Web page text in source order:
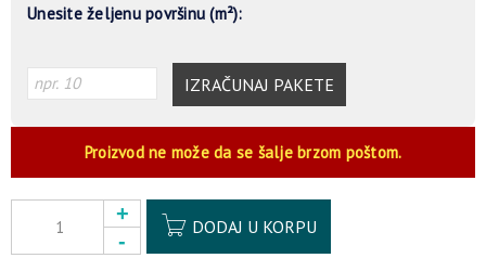
Unesite željenu površinu (m²):
IZRAČUNAJ PAKETE
Proizvod ne može da se šalje brzom poštom.
DODAJ U KORPU